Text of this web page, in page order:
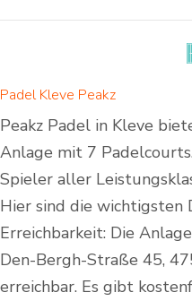
Padel Kleve Peakz
Peakz Padel in Kleve
Anlage mit 7
Spieler aller
Hier sind die wichtigsten
Erreichbarkeit: Die
Den-Bergh-Straße 45,
erreichbar. Es gibt